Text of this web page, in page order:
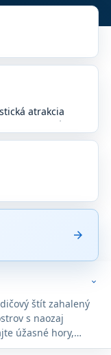
atrakcia
organizácia
arrow_forward
štít zahalený
s naozaj
úžasné hory,
ktoré
expand_more